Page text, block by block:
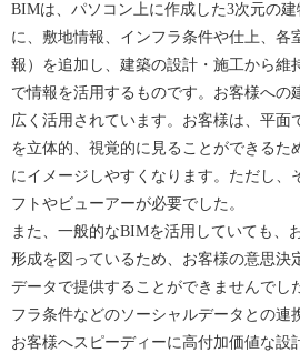
BIMは、パソコン上に作成した3次元の建
に、敷地情報、インフラ条件や仕上、各
報）を追加し、建築の設計・施工から維
で情報を活用するものです。お客様への
広く活用されています。お客様は、平面
を立体的、視覚的に見ることができるた
にイメージしやすくなります。ただし、
フトやビューアーが必要でした。
また、一般的なBIMを活用していても、
形成を図っているため、お客様の意思決
データで提供することができませんでし
フラ条件などのソーシャルデータとの連
お客様へスピーディーに高付加価値な設